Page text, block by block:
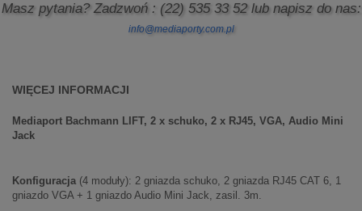
Masz pytania? Zadzwoń : (22) 535 33 52lub napisz do nas:
info@mediaporty.com.pl
WIĘCEJ INFORMACJI
Mediaport Bachmann LIFT, 2 x schuko, 2 x RJ45, VGA, Audio Mini
Jack
Konfiguracja (4 moduły): 2 gniazda schuko, 2 gniazda RJ45 CAT 6, 1
gniazdo VGA + 1 gniazdo Audio Mini Jack, zasil. 3m.